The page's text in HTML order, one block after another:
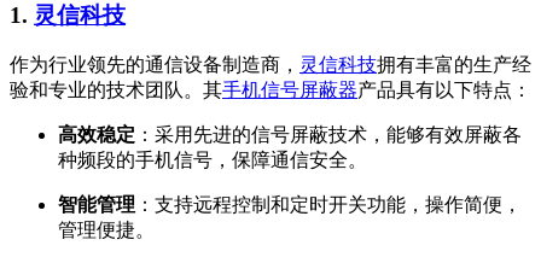
1. 灵信科技
作为行业领先的通信设备制造商， 灵信科技拥有丰富的生产经
验和专业的技术团队。其手机信号屏蔽器产品具有以下特点：
高效稳定 ：采用先进的信号屏蔽技术，能够有效屏蔽各
种频段的手机信号，保障通信安全。
智能管理 ：支持远程控制和定时开关功能，操作简便，
管理便捷。